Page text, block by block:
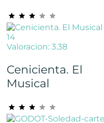
14
Valoracion: 3.38
Cenicienta. El
Musical